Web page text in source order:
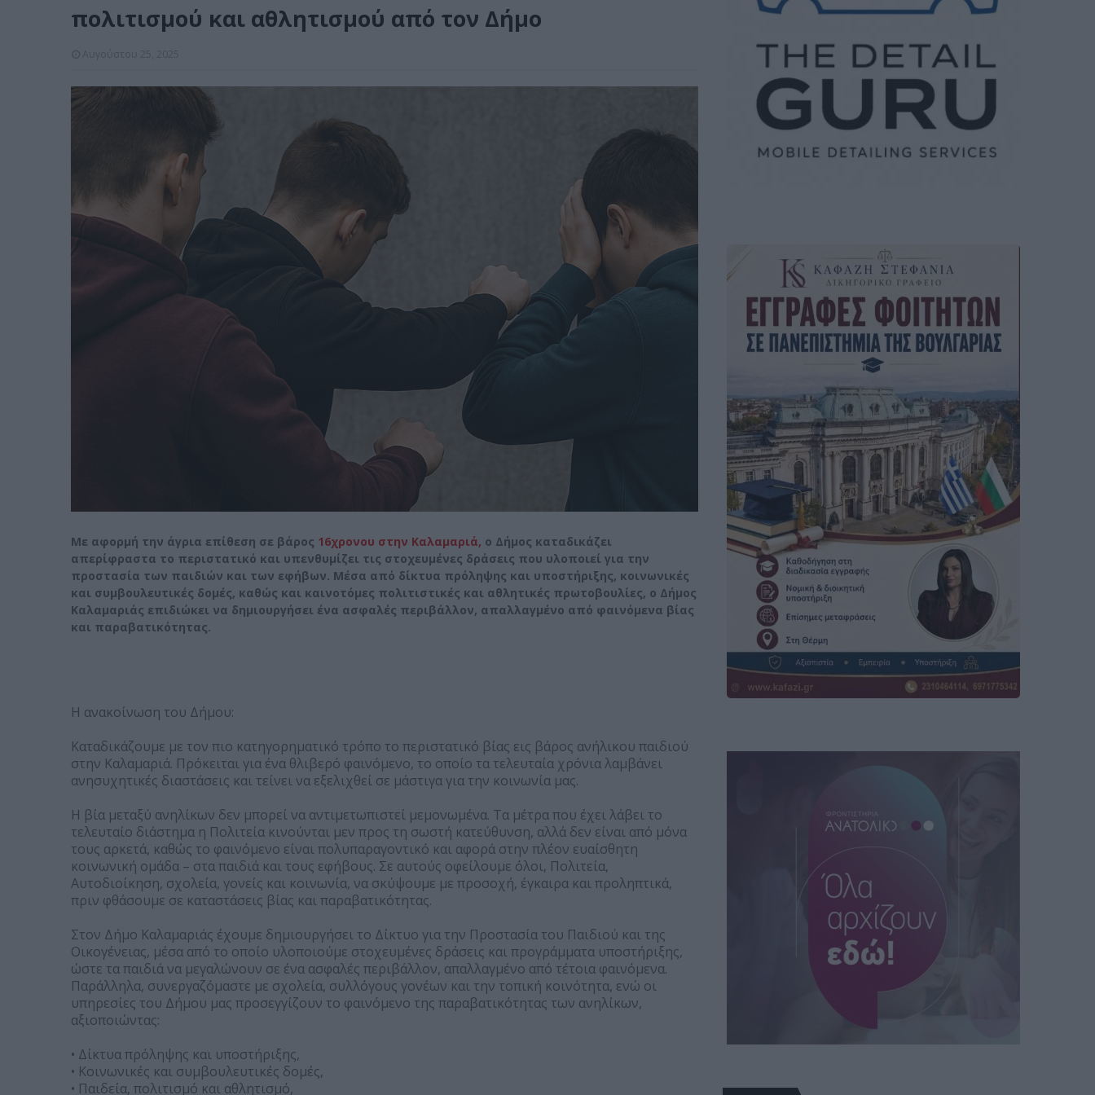
πολιτισμού και αθλητισμού από τον Δήμο
Με αφορμή την άγρια επίθεση σε βάρος 16χρονου στην Καλαμαριά, ο Δήμος καταδικάζει
απερίφραστα το περιστατικό και υπενθυμίζει τις στοχευμένες δράσεις που υλοποιεί για την
προστασία των παιδιών και των εφήβων. Μέσα από δίκτυα πρόληψης και υποστήριξης, κοινωνικές
και συμβουλευτικές δομές, καθώς και καινοτόμες πολιτιστικές και αθλητικές πρωτοβουλίες, ο Δήμος
Καλαμαριάς επιδιώκει να δημιουργήσει ένα ασφαλές περιβάλλον, απαλλαγμένο από φαινόμενα βίας
και παραβατικότητας.
Η ανακοίνωση του Δήμου:
Καταδικάζουμε με τον πιο κατηγορηματικό τρόπο το περιστατικό βίας εις βάρος ανήλικου παιδιού
στην Καλαμαριά. Πρόκειται για ένα θλιβερό φαινόμενο, το οποίο τα τελευταία χρόνια λαμβάνει
ανησυχητικές διαστάσεις και τείνει να εξελιχθεί σε μάστιγα για την κοινωνία μας.
Η βία μεταξύ ανηλίκων δεν μπορεί να αντιμετωπιστεί μεμονωμένα. Τα μέτρα που έχει λάβει το
τελευταίο διάστημα η Πολιτεία κινούνται μεν προς τη σωστή κατεύθυνση, αλλά δεν είναι από μόνα
τους αρκετά, καθώς το φαινόμενο είναι πολυπαραγοντικό και αφορά στην πλέον ευαίσθητη
κοινωνική ομάδα – στα παιδιά και τους εφήβους. Σε αυτούς οφείλουμε όλοι, Πολιτεία,
Αυτοδιοίκηση, σχολεία, γονείς και κοινωνία, να σκύψουμε με προσοχή, έγκαιρα και προληπτικά,
πριν φθάσουμε σε καταστάσεις βίας και παραβατικότητας.
Στον Δήμο Καλαμαριάς έχουμε δημιουργήσει το Δίκτυο για την Προστασία του Παιδιού και της
Οικογένειας, μέσα από το οποίο υλοποιούμε στοχευμένες δράσεις και προγράμματα υποστήριξης,
ώστε τα παιδιά να μεγαλώνουν σε ένα ασφαλές περιβάλλον, απαλλαγμένο από τέτοια φαινόμενα.
Παράλληλα, συνεργαζόμαστε με σχολεία, συλλόγους γονέων και την τοπική κοινότητα, ενώ οι
υπηρεσίες του Δήμου μας προσεγγίζουν το φαινόμενο της παραβατικότητας των ανηλίκων,
αξιοποιώντας:
• Δίκτυα πρόληψης και υποστήριξης,
• Κοινωνικές και συμβουλευτικές δομές,
• Παιδεία, πολιτισμό και αθλητισμό,